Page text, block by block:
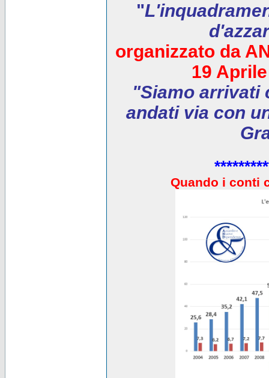
"
organizzato da
19
"Siamo arrivati
andati via con
Quando i conti